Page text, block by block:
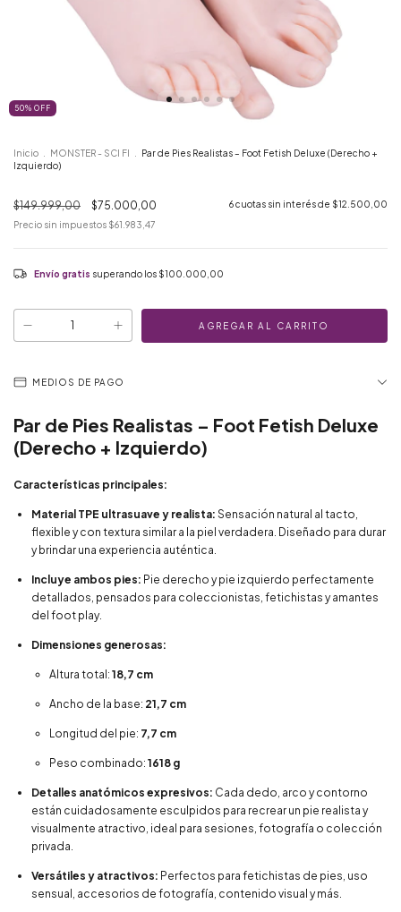
50% OFF
Inicio MONSTER - SCI FI
Par de Pies Realistas – Foot Fetish Deluxe (Derecho +
Izquierdo)
$149.999,00 $75.000,00 6cuotas sin interés de $12.500,00
Precio sin impuestos $61.983,47
Envío gratis superando los $100.000,00
MEDIOS DE PAGO
Par de Pies Realistas – Foot Fetish Deluxe
(Derecho + Izquierdo)
Características principales:
Material TPE ultrasuave y realista: Sensación natural al tacto,
flexible y con textura similar a la piel verdadera. Diseñado para durar
y brindar una experiencia auténtica.
Incluye ambos pies: Pie derecho y pie izquierdo perfectamente
detallados, pensados para coleccionistas, fetichistas y amantes
del foot play.
Dimensiones generosas:
Altura total: 18,7 cm
Ancho de la base: 21,7 cm
Longitud del pie: 7,7 cm
Peso combinado: 1618 g
Detalles anatómicos expresivos: Cada dedo, arco y contorno
están cuidadosamente esculpidos para recrear un pie realista y
visualmente atractivo, ideal para sesiones, fotografía o colección
privada.
Versátiles y atractivos: Perfectos para fetichistas de pies, uso
sensual, accesorios de fotografía, contenido visual y más.